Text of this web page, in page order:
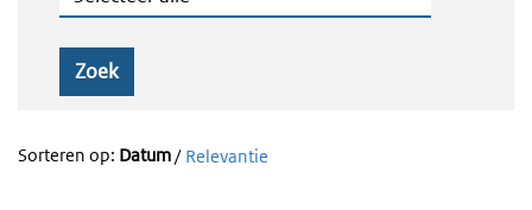
Zoek
Sorteren op: Datum/ Relevantie